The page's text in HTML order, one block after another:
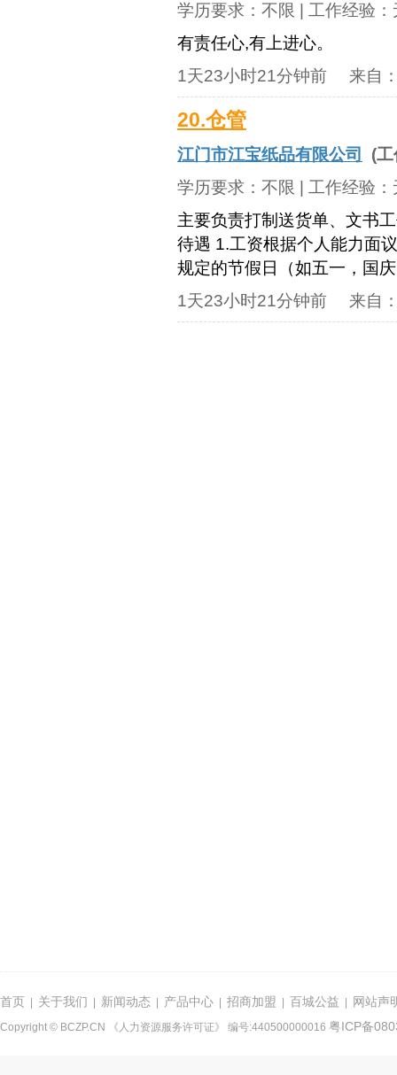
学历要求： 不限 | 工作经验：
有责任心,有上进心。
1天23小时21分钟前 来自
20.仓管
江门市江宝纸品有限公司
(
学历要求： 不限 | 工作经验：
主要负责打制送货单、文书
待遇 1.工资根据个人能力面
规定的节假日（如五一，国
1天23小时21分钟前 来自
首页 关于我们 新闻动态 产品中心 招商加盟 百城公益 网站声
Copyright © BCZP.CN 《人力资源服务许可证》 编号:440500000016 粤ICP备